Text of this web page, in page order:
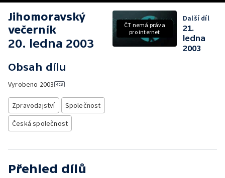
Jihomoravský
večerník
20. ledna 2003
Obsah dílu
Vyrobeno 2003
Zpravodajství
Společnost
Česká společnost
ČT nemá práva
pro internet
Další díl
21.
ledna
2003
Přehled dílů